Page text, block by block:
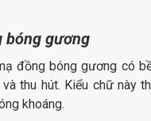
bóng gương
đồng bóng gương có
thu hút. Kiểu chữ này
khoáng.